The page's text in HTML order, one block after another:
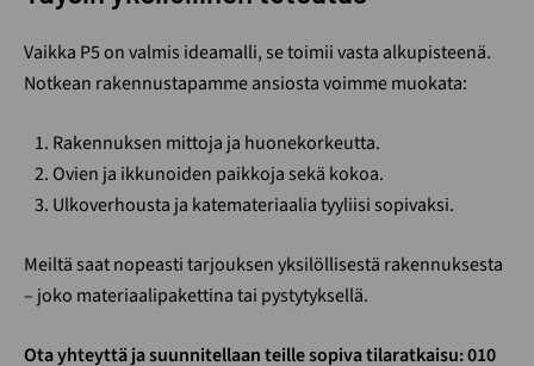
Vaikka P5 on valmis ideamalli, se toimii vasta alkupisteenä.
Notkean rakennustapamme ansiosta voimme muokata:
Rakennuksen mittoja ja huonekorkeutta.
Ovien ja ikkunoiden paikkoja sekä kokoa.
Ulkoverhousta ja katemateriaalia tyyliisi sopivaksi.
Meiltä saat nopeasti tarjouksen yksilöllisestä rakennuksesta
– joko materiaalipakettina tai pystytyksellä.
Ota yhteyttä ja suunnitellaan teille sopiva tilaratkaisu: 010